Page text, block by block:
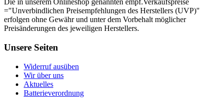
Die in unserem Onlineshop genannten empf.Verkaufspreise
="Unverbindlichen Preisempfehlungen des Herstellers (UVP)"
erfolgen ohne Gewähr und unter dem Vorbehalt möglicher
Preisänderungen des jeweiligen Herstellers.
Unsere Seiten
Widerruf ausüben
Wir über uns
Aktuelles
Batterieverordnung